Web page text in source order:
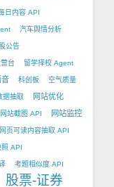
日内容 API
汽车舆情分析
公告
台 留学择校 Agent
音 科创板 空气质量
据抽取 网站优化
网站截图 API
网站监控
网页可读内容抽取 API
照 API
考题相似度 API
股票-证券